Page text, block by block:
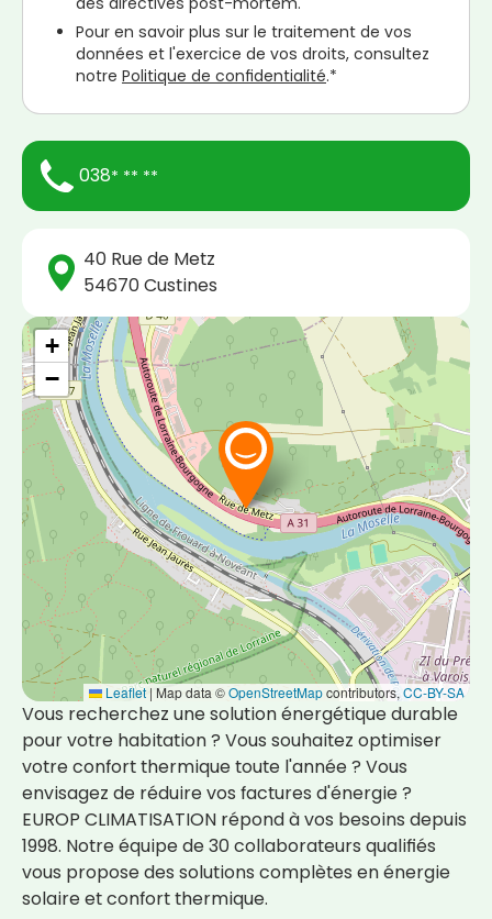
Pour en savoir plus sur le traitement de vos
données et l'exercice de vos droits, consultez
notre Politique de confidentialité.*
038* ** **
40 Rue de Metz
54670 Custines
+
−
Leaflet | Map data ©OpenStreetMapcontributors, CC-BY-SA
Vous recherchez une solution énergétique durable
pour votre habitation ? Vous souhaitez optimiser
votre confort thermique toute l'année ? Vous
envisagez de réduire vos factures d'énergie ?
EUROP CLIMATISATION répond à vos besoins depuis
1998. Notre équipe de 30 collaborateurs qualifiés
vous propose des solutions complètes enénergie
solaireetconfort thermique.